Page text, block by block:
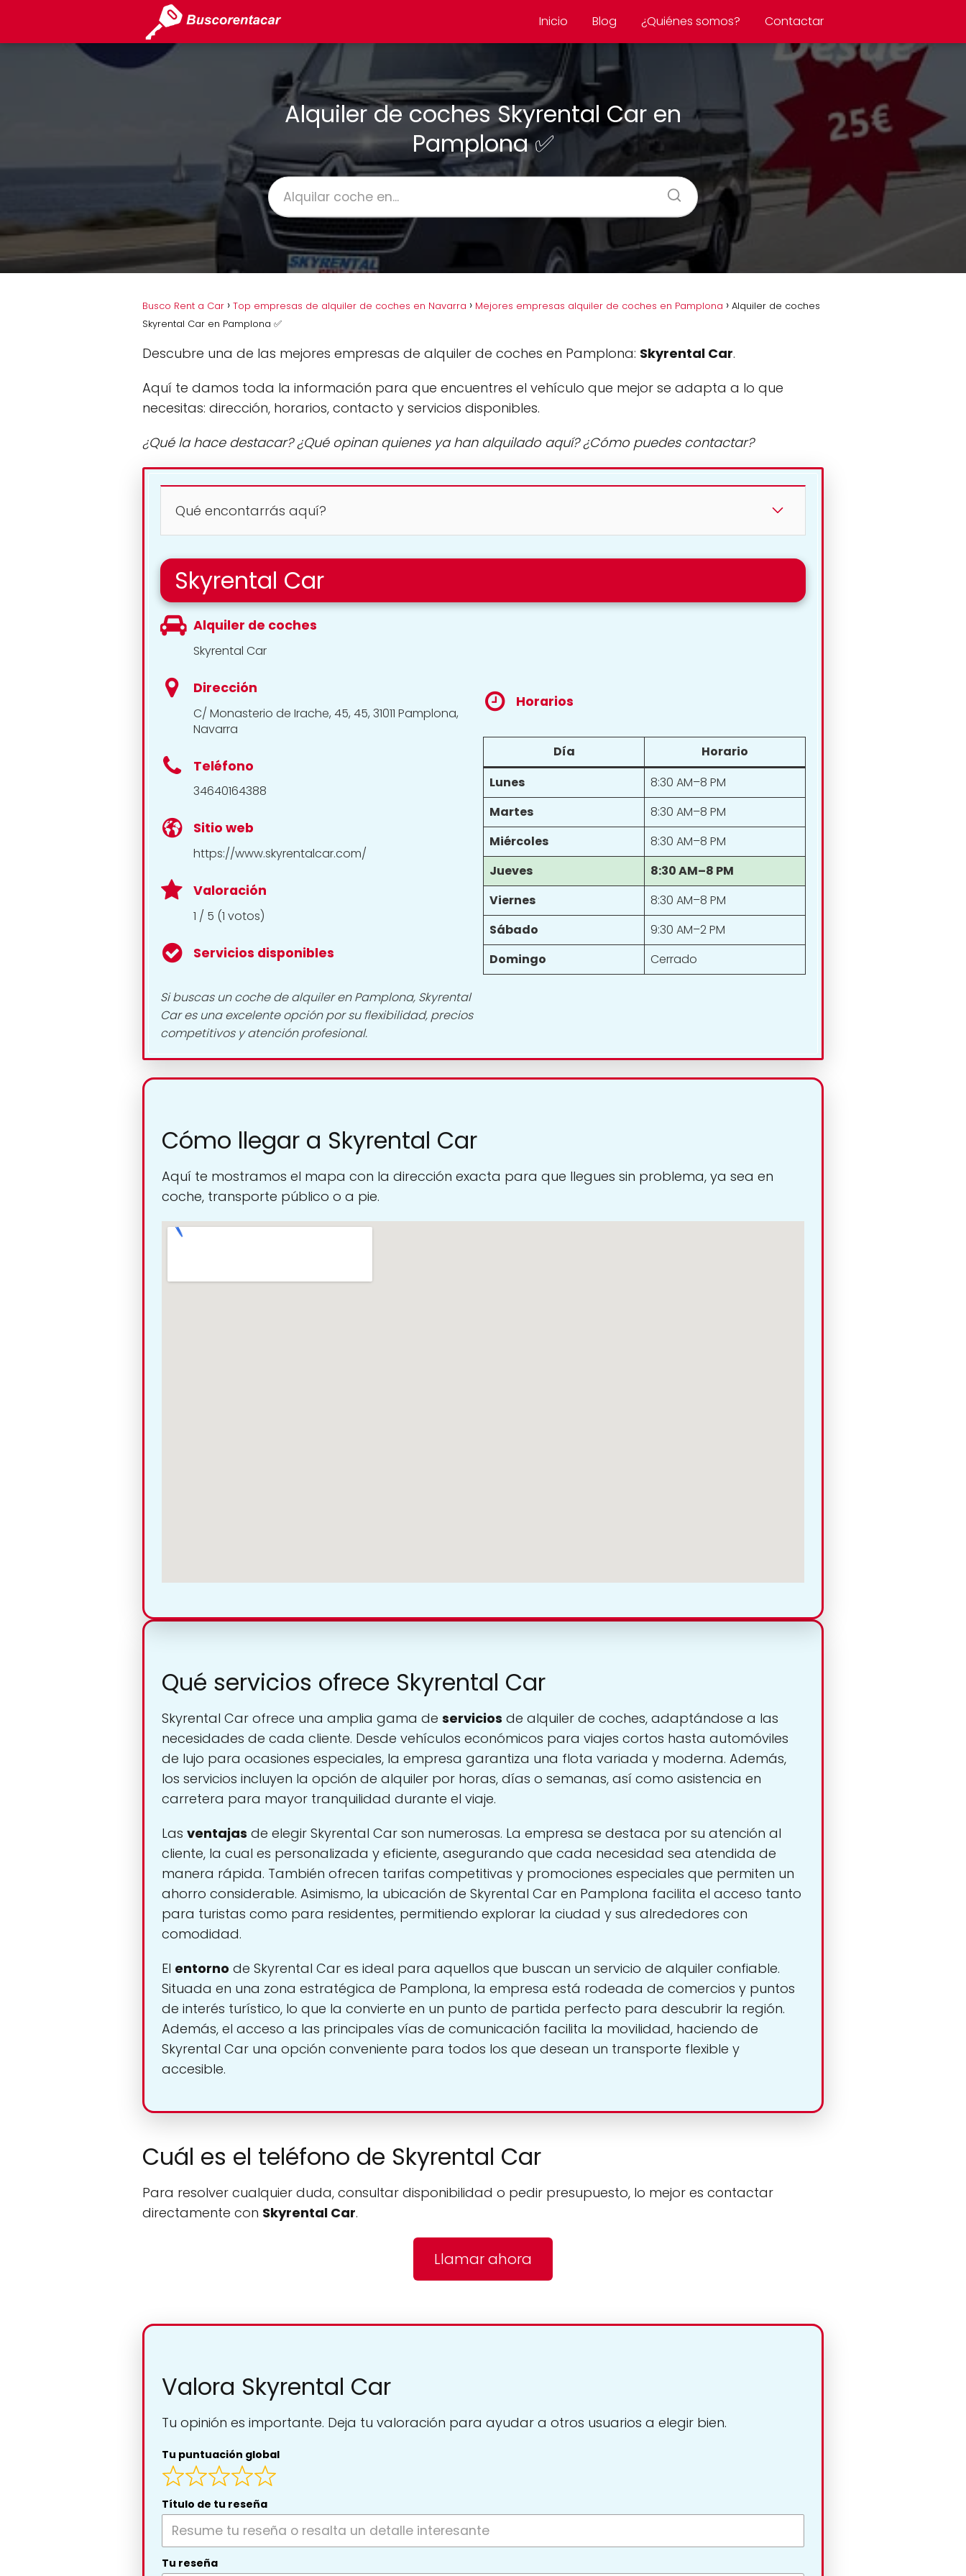
Inicio Blog ¿Quiénes somos? Contactar
Alquiler de coches Skyrental Car en
Pamplona ✅
Busco Rent a Car Top empresas de alquiler de coches en Navarra Mejores empresas alquiler de coches en Pamplona
Alquiler de coches
Skyrental Car en Pamplona ✅
Descubre una de las mejores empresas de alquiler de coches en Pamplona: Skyrental Car.
Aquí te damos toda la información para que encuentres el vehículo que mejor se adapta a lo que
necesitas: dirección, horarios, contacto y servicios disponibles.
¿Qué la hace destacar? ¿Qué opinan quienes ya han alquilado aquí? ¿Cómo puedes contactar?
Qué encontarrás aquí?
Skyrental Car
Alquiler de coches
Skyrental Car
Dirección
C/ Monasterio de Irache, 45, 45, 31011 Pamplona,
Navarra
Teléfono
34640164388
Sitio web
https://www.skyrentalcar.com/
Valoración
1 / 5 (1 votos)
Servicios disponibles
Si buscas un coche de alquiler en Pamplona, Skyrental
Car es una excelente opción por su flexibilidad, precios
competitivos y atención profesional.
Horarios
Día
Horario
Lunes
8:30 AM–8 PM
Martes
8:30 AM–8 PM
Miércoles
8:30 AM–8 PM
Jueves
8:30 AM–8 PM
Viernes
8:30 AM–8 PM
Sábado
9:30 AM–2 PM
Domingo
Cerrado
Cómo llegar a Skyrental Car
Aquí te mostramos el mapa con la dirección exacta para que llegues sin problema, ya sea en
coche, transporte público o a pie.
Qué servicios ofrece Skyrental Car
Skyrental Car ofrece una amplia gama de servicios de alquiler de coches, adaptándose a las
necesidades de cada cliente. Desde vehículos económicos para viajes cortos hasta automóviles
de lujo para ocasiones especiales, la empresa garantiza una flota variada y moderna. Además,
los servicios incluyen la opción de alquiler por horas, días o semanas, así como asistencia en
carretera para mayor tranquilidad durante el viaje.
Las ventajas de elegir Skyrental Car son numerosas. La empresa se destaca por su atención al
cliente, la cual es personalizada y eficiente, asegurando que cada necesidad sea atendida de
manera rápida. También ofrecen tarifas competitivas y promociones especiales que permiten un
ahorro considerable. Asimismo, la ubicación de Skyrental Car en Pamplona facilita el acceso tanto
para turistas como para residentes, permitiendo explorar la ciudad y sus alrededores con
comodidad.
El entorno de Skyrental Car es ideal para aquellos que buscan un servicio de alquiler confiable.
Situada en una zona estratégica de Pamplona, la empresa está rodeada de comercios y puntos
de interés turístico, lo que la convierte en un punto de partida perfecto para descubrir la región.
Además, el acceso a las principales vías de comunicación facilita la movilidad, haciendo de
Skyrental Car una opción conveniente para todos los que desean un transporte flexible y
accesible.
Cuál es el teléfono de Skyrental Car
Para resolver cualquier duda, consultar disponibilidad o pedir presupuesto, lo mejor es contactar
directamente con Skyrental Car.
Llamar ahora
Valora Skyrental Car
Tu opinión es importante. Deja tu valoración para ayudar a otros usuarios a elegir bien.
Tu puntuación global
Título de tu reseña
Tu reseña